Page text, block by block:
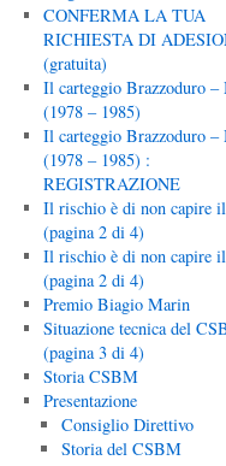
CONFERMA LA TUA
RICHIESTA DI
(gratuita)
Il carteggio Brazzoduro –
(1978 – 1985)
Il carteggio Brazzoduro –
(1978 – 1985) :
REGISTRAZIONE
Il rischio è di non capire
(pagina 2 di 4)
Il rischio è di non capire
(pagina 2 di 4)
Premio Biagio Marin
Situazione tecnica del
(pagina 3 di 4)
Storia CSBM
Presentazione
Consiglio Direttivo
Storia del CSBM